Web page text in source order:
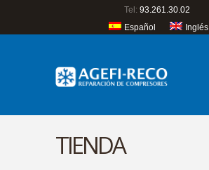
Tel: 93.261.30.02
Español
Inglés
TIENDA